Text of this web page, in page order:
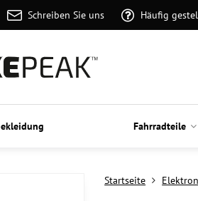
Schreiben Sie uns Häufig
Fahrradteile
Startseite